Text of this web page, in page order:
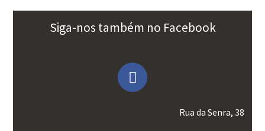
Siga-nos também no Facebook
Rua da Senra, 38